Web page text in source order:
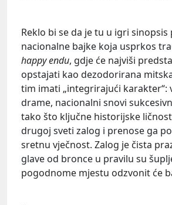
Reklo bi se da je tu u igri sinopsis
nacionalne bajke koja usprkos
happyendu, gdje će najviši
opstajati kao dezodorirana
tim imati „integrirajući karakter“:
drame, nacionalni snovi
tako što ključne historijske
drugoj sveti zalog i prenose ga
sretnu vječnost. Zalog je čista
glave od bronce u pravilu su
pogodnome mjestu odzvonit će